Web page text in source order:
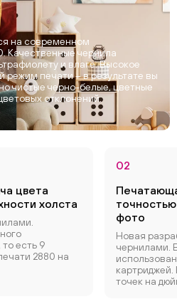
на современном
Качественные чернила
и влаге. Высокое
печати – в результате вы
чистые черно-белые, цветные
отклонений.
цвета
холста
есть 9
2880 на
02
фото
Новая
чернилами.
точек на